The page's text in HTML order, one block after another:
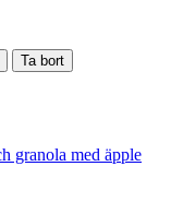
Ta bort